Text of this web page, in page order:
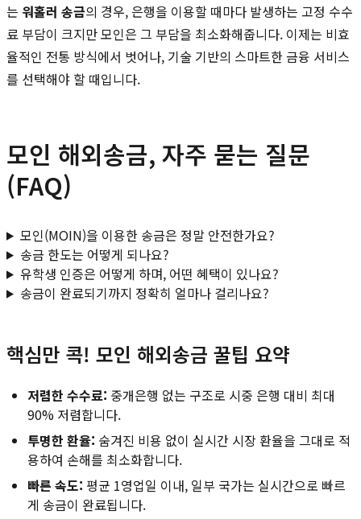
는 워홀러 송금의 경우, 은행을 이용할 때마다 발생하는 고정 수수
료 부담이 크지만 모인은 그 부담을 최소화해줍니다. 이제는 비효
율적인 전통 방식에서 벗어나, 기술 기반의 스마트한 금융 서비스
를 선택해야 할 때입니다.
모인 해외송금, 자주 묻는 질문
(FAQ)
모인(MOIN)을 이용한 송금은 정말 안전한가요?
송금 한도는 어떻게 되나요?
유학생 인증은 어떻게 하며, 어떤 혜택이 있나요?
송금이 완료되기까지 정확히 얼마나 걸리나요?
핵심만 콕! 모인 해외송금 꿀팁 요약
저렴한 수수료: 중개은행 없는 구조로 시중 은행 대비 최대
90% 저렴합니다.
투명한 환율: 숨겨진 비용 없이 실시간 시장 환율을 그대로 적
용하여 손해를 최소화합니다.
빠른 속도: 평균 1영업일 이내, 일부 국가는 실시간으로 빠르
게 송금이 완료됩니다.